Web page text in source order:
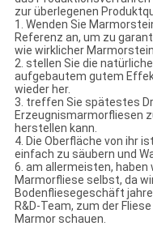
zur überlegenen
1. Wenden Sie
Referenz an, um zu
wie wirklicher
2. stellen Sie die
aufgebautem gutem
wieder her.
3. treffen Sie spätestes
Erzeugnismarmorfliesen
herstellen kann.
4. Die Oberfläche von ihr
einfach zu säubern und
6. am allermeisten, haben
Marmorfliese selbst, da
Bodenfliesegeschäft
R&D-Team, zum der
Marmor schauen.